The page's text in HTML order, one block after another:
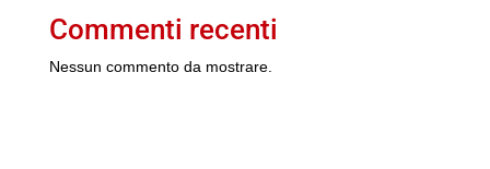
Commenti recenti
Nessun commento da mostrare.